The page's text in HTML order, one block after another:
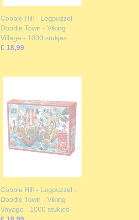
Cobble Hill - Legpuzzel -
Doodle Town - Viking
Village - 1000 stukjes
€ 18,99
Cobble Hill - Legpuzzel -
Doodle Town - Viking
Voyage - 1000 stukjes